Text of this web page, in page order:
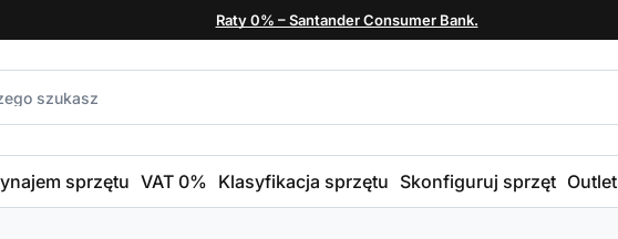
Raty 0% – Santander Consumer Bank.
sprzętu VAT 0% Klasyfikacja sprzętu Skonfiguruj sprzęt Outlet